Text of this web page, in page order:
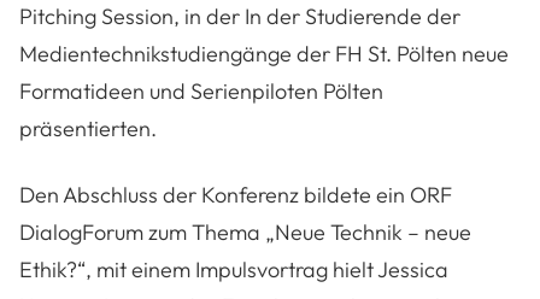
Pitching Session, in der In der Studierende der
Medientechnikstudiengänge der FH St. Pölten neue
Formatideen und Serienpiloten Pölten
präsentierten.
Den Abschluss der Konferenz bildete ein ORF
DialogForum zum Thema „Neue Technik – neue
Ethik?“, mit einem Impulsvortrag hielt Jessica